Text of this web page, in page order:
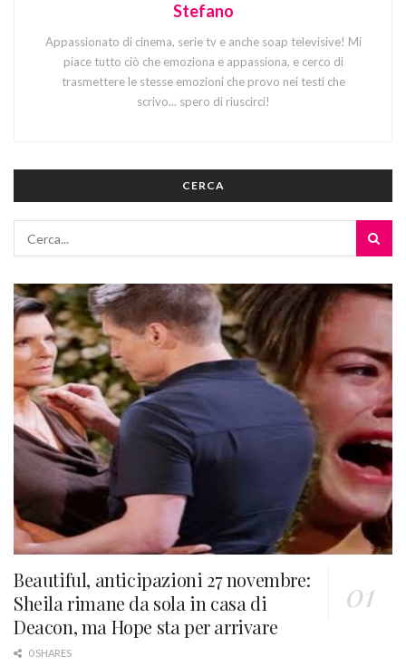
Stefano
Appassionato di cinema, serie tv e anche soap televisive! Mi
piace tutto ciò che emoziona e appassiona, e cerco di
trasmettere le stesse emozioni che provo nei testi che
scrivo... spero di riuscirci!
CERCA
Beautiful, anticipazioni 27 novembre:
Sheila rimane da sola in casa di
Deacon, ma Hope sta per arrivare
0 SHARES